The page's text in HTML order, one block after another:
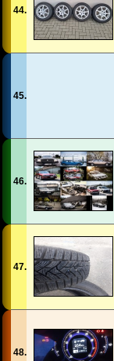
44.
45.
46.
47.
48.